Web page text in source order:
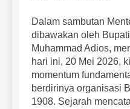
Dalam sambutan
dibawakan oleh
Muhammad Adios,
hari ini, 20 Mei 2026,
momentum
berdirinya organisasi
1908. Sejarah